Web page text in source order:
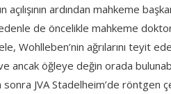
ardından mahkeme
de öncelikle mahkeme
Wohlleben’nin ağrılarını teyit
ancak öğleye değin orada
sonra JVA Stadelheim’de